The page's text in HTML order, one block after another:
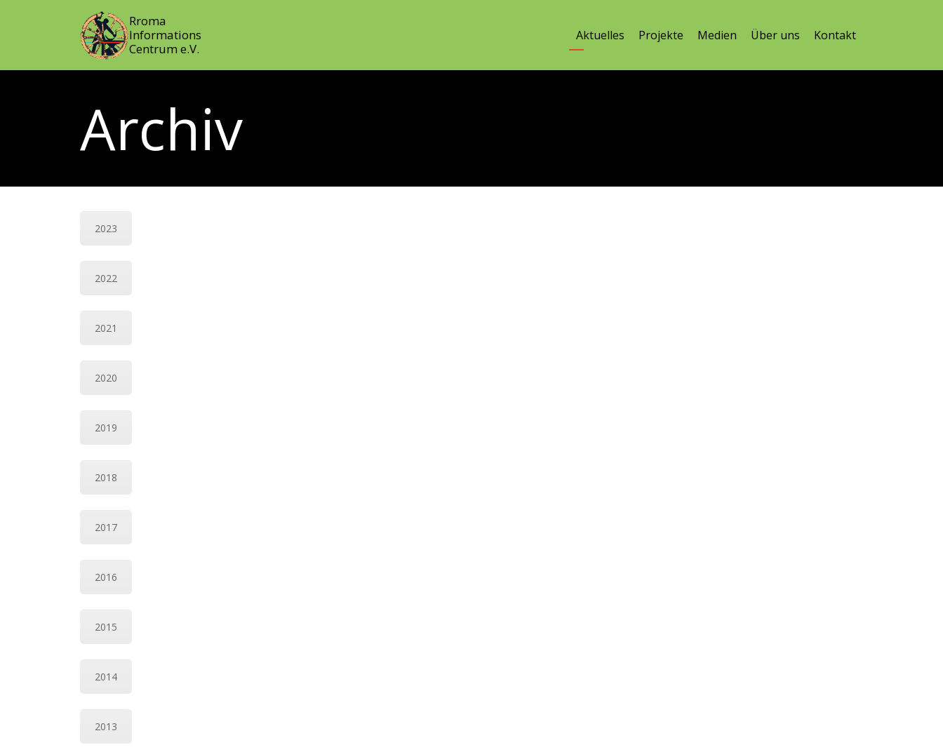
Rroma
Informations
Centrum e.V.
Aktuelles Projekte Medien Über uns Kontakt
Archiv
2023
2022
2021
2020
2019
2018
2017
2016
2015
2014
2013